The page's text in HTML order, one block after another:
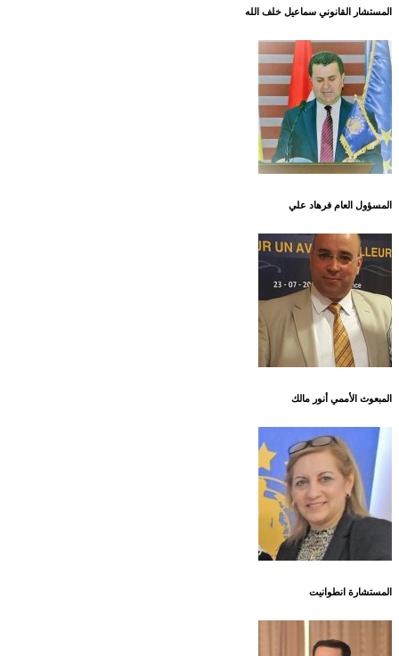
المستشار القانوني سماعيل خلف الله
المسؤول العام فرهاد علي
المبعوث الأممي أنور مالك
المستشارة انطوانيت